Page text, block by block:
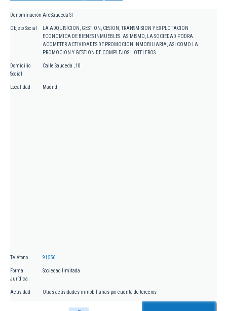
Denominación Arx Sauceda Sl
Objeto Social
LA ADQUISICION, GESTION, CESION, TRANSMISION Y EXPLOTACION
ECONOMICA DE BIENES INMUEBLES. ASIMISMO, LA SOCIEDAD PODRA
ACOMETER ACTIVIDADES DE PROMOCION INMOBILIARIA, ASI COMO LA
PROMOCION Y GESTION DE COMPLEJOS HOTELEROS
Domicilio
Social
Calle Sauceda , 10
Localidad Madrid
Teléfono 91556...
Forma
Jurídica
Sociedad limitada
Actividad Otras actividades inmobiliarias por cuenta de terceros